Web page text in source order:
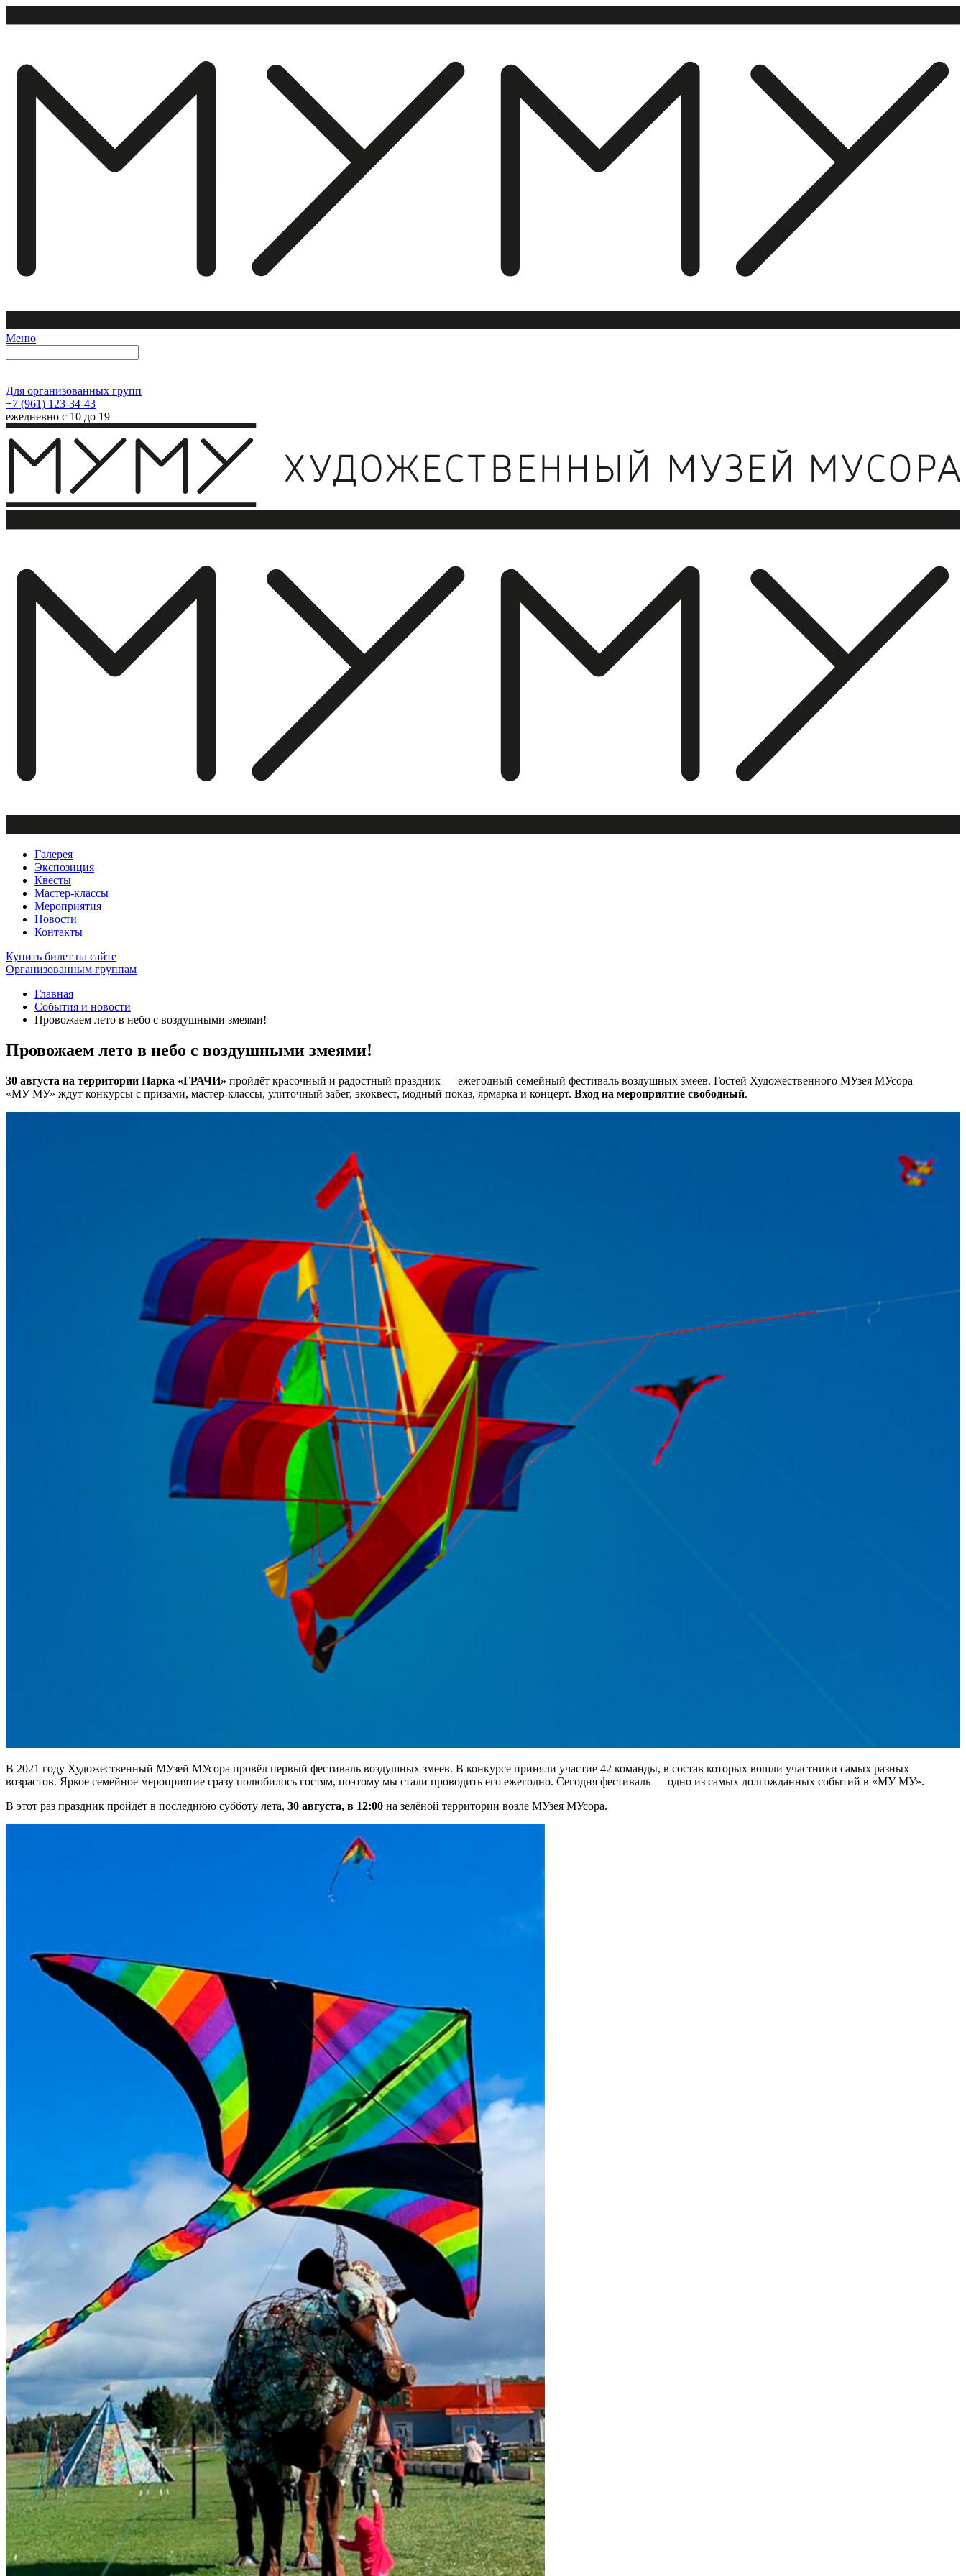
Меню
Для организованных групп
+7 (961) 123-34-43
ежедневно с 10 до 19
Галерея
Экспозиция
Квесты
Мастер-классы
Мероприятия
Новости
Контакты
Купить билет на сайте
Организованным группам
Главная
События и новости
Провожаем лето в небо с воздушными змеями!
Провожаем лето в небо с воздушными змеями!
30 августа на территории Парка «ГРАЧИ» пройдёт красочный и радостный праздник — ежегодный семейный фестиваль воздушных змеев. Гостей Художественного МУзея МУсора
«МУ МУ» ждут конкурсы с призами, мастер-классы, улиточный забег, экоквест, модный показ, ярмарка и концерт. Вход на мероприятие свободный.
В 2021 году Художественный МУзей МУсора провёл первый фестиваль воздушных змеев. В конкурсе приняли участие 42 команды, в состав которых вошли участники самых разных
возрастов. Яркое семейное мероприятие сразу полюбилось гостям, поэтому мы стали проводить его ежегодно. Сегодня фестиваль — одно из самых долгожданных событий в «МУ МУ».
В этот раз праздник пройдёт в последнюю субботу лета, 30 августа, в 12:00 на зелёной территории возле МУзея МУсора.